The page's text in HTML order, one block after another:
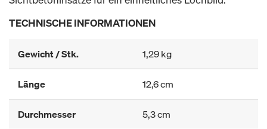
TECHNISCHE INFORMATIONEN
Gewicht / Stk. 1,29 kg
Länge 12,6 cm
Durchmesser 5,3 cm